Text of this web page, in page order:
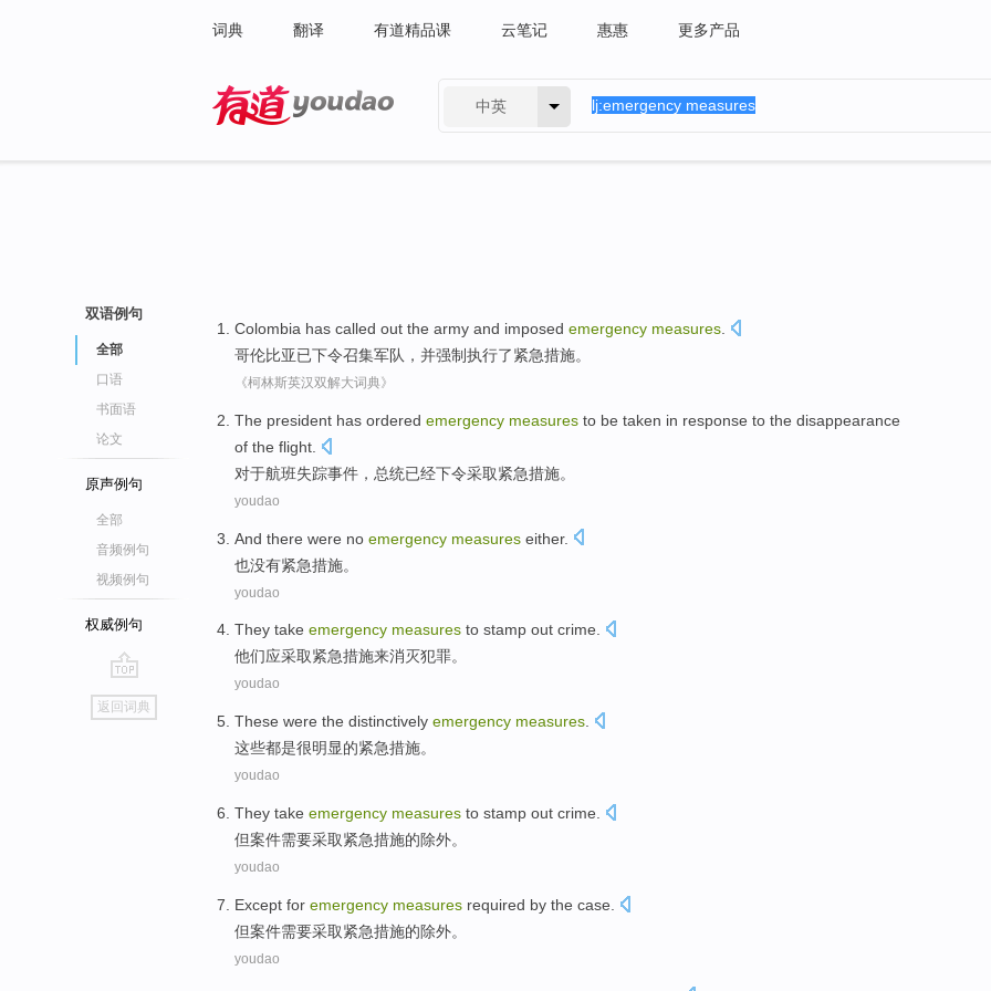
词典 翻译 有道精品课 云笔记 惠惠 更多产品
中英
双语例句
全部
口语
书面语
论文
原声例句
全部
音频例句
视频例句
权威例句
go
top
返回词典
Colombia has called out the army and imposed emergency measures
哥伦比亚已下令召集军队 ， 并强制执行了紧急措施。
《柯林斯英汉双解大词典》
The president has ordered emergency measures to be taken in response to the disappearance
of the flight
对于航班失踪事件 ， 总统已经下令采取紧急措施。
youdao
And there were no emergency measures either.
也没有紧急措施。
youdao
They take emergency measures to stamp out crime.
他们应采取紧急措施来消灭犯罪。
youdao
These were the distinctively emergency measures
这些都是很明显的紧急措施。
youdao
They take emergency measures to stamp out crime
但案件需要采取紧急措施的除外。
youdao
Except for emergency measures required by the case
但案件需要采取紧急措施的除外。
youdao